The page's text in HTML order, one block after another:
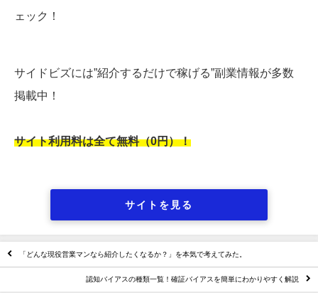
ェック！
サイドビズには”紹介するだけで稼げる”副業情報が多数
掲載中！
サイト利用料は全て無料（0円）！
サイトを見る
「どんな現役営業マンなら紹介したくなるか？」を本気で考えてみた。
認知バイアスの種類一覧！確証バイアスを簡単にわかりやすく解説